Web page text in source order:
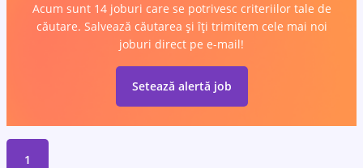
Acum sunt 14 joburi care se potrivesc criteriilor tale de
căutare. Salvează căutarea și îți trimitem cele mai noi
joburi direct pe e-mail!
Setează alertă job
1